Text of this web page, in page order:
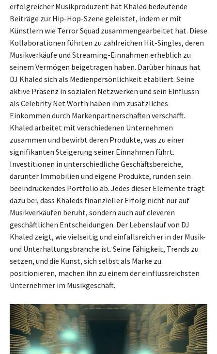
erfolgreicher Musikproduzent hat Khaled bedeutende
Beiträge zur Hip-Hop-Szene geleistet, indem er mit
Künstlern wie Terror Squad zusammengearbeitet hat. Diese
Kollaborationen führten zu zahlreichen Hit-Singles, deren
Musikverkäufe und Streaming-Einnahmen erheblich zu
seinem Vermögen beigetragen haben. Darüber hinaus hat
DJ Khaled sich als Medienpersönlichkeit etabliert. Seine
aktive Präsenz in sozialen Netzwerken und sein Einflussn
als Celebrity Net Worth haben ihm zusätzliches
Einkommen durch Markenpartnerschaften verschafft.
Khaled arbeitet mit verschiedenen Unternehmen
zusammen und bewirbt deren Produkte, was zu einer
signifikanten Steigerung seiner Einnahmen führt.
Investitionen in unterschiedliche Geschäftsbereiche,
darunter Immobilien und eigene Produkte, runden sein
beeindruckendes Portfolio ab. Jedes dieser Elemente trägt
dazu bei, dass Khaleds finanzieller Erfolg nicht nur auf
Musikverkäufen beruht, sondern auch auf cleveren
geschäftlichen Entscheidungen. Der Lebenslauf von DJ
Khaled zeigt, wie vielseitig und einfallsreich er in der Musik-
und Unterhaltungsbranche ist. Seine Fähigkeit, Trends zu
setzen, und die Kunst, sich selbst als Marke zu
positionieren, machen ihn zu einem der einflussreichsten
Unternehmer im Musikgeschäft.